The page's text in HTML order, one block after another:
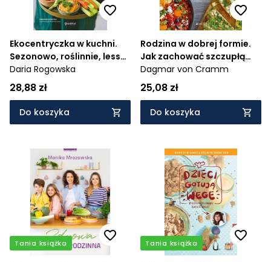
Ekocentryczka w kuchni.
Sezonowo, roślinnie, less
waste
Daria Rogowska
28,88 zł
Do koszyka
Rodzina w dobrej formie.
Jak zachować szczupłą
sylwetkę i świetną
kondycję. - 150 łatwych
wegetariańskich
przepisów
Dagmar von Cramm
25,08 zł
Do koszyka
Tania książka Tania książka